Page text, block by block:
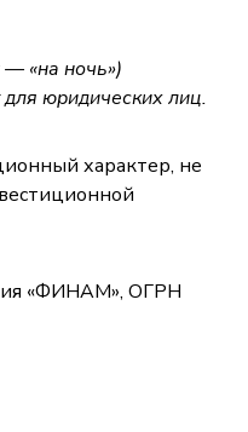
— «на ночь»)
юридических лиц.
характер, не
«ФИНАМ», ОГРН